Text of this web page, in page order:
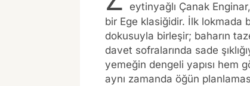
eytinyağlı Çanak
bir Ege klasiğidir. İlk lokmada
dokusuyla birleşir; baharın
davet sofralarında sade
yemeğin dengeli yapısı hem
aynı zamanda öğün